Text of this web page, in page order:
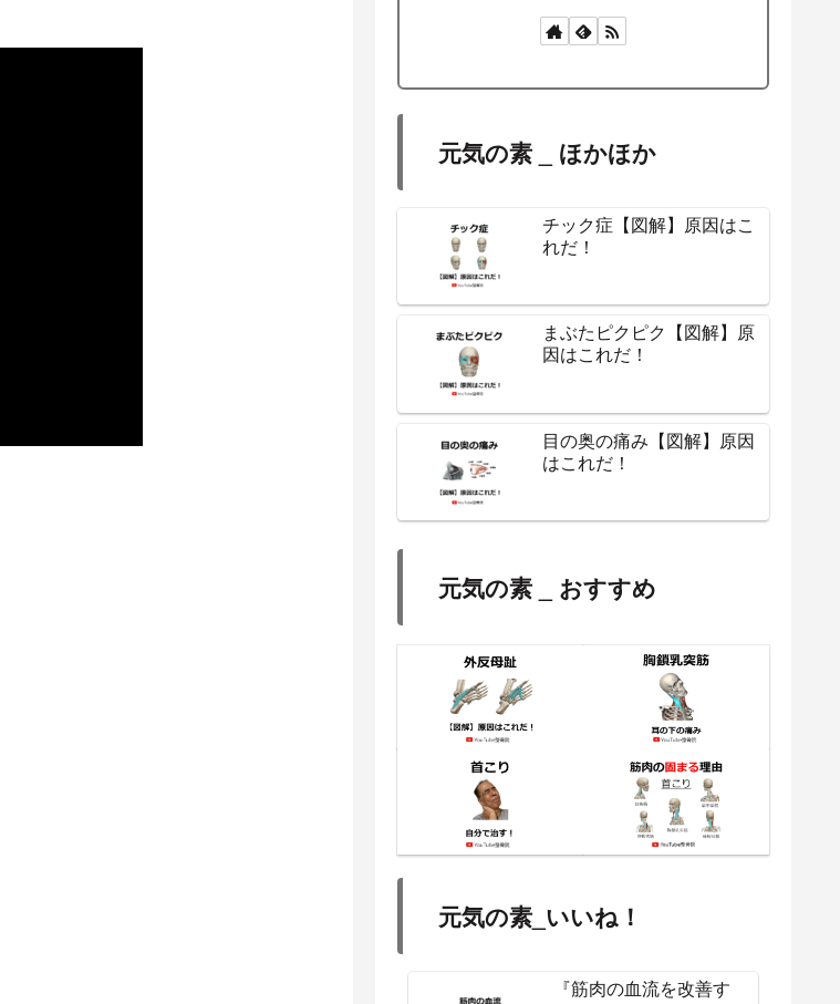
元気の素 _ ほかほか
チック症【図解】原因はこ
れだ！
まぶたピクピク【図解】原
因はこれだ！
目の奥の痛み【図解】原因
はこれだ！
元気の素 _ おすすめ
元気の素_いいね！
『筋肉の血流を改善す